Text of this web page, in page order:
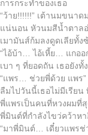
การกระทำของเธอ
“ว้าย!!!!!!” เต้านมขนาด
แน่นอน หัวนมสีน้ำตาล
เมามันส์ก้มลงดูดเลียทั้ง
“ไอ้บ้า… ไอ้เหี้ย… แกอ
เบา ๆ ที่ยอดถัน เธอยัง
“แพร… ช่วยพี่ด้วย แพร
ลืมไปวันนี้เธอไม่มีเรีย
พี่แพรเป็นคนที่หวงผมที่
พี่มินต์ที่กำลังไขว่คว้าห
“มาพี่มินต์… เดี๋ยวแพรช่